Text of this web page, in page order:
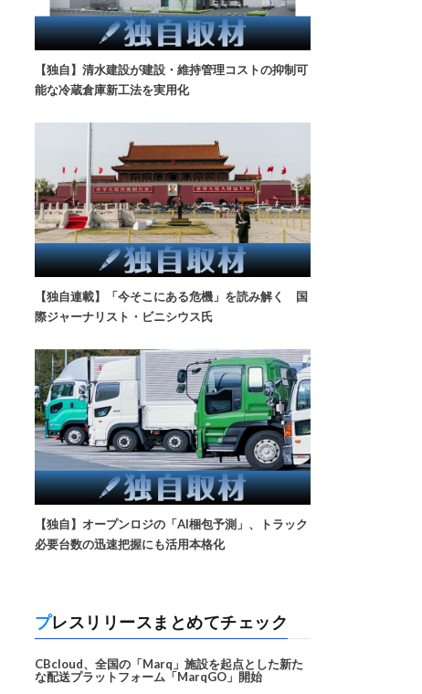
【独自】清水建設が建設・維持管理コストの抑制可
能な冷蔵倉庫新工法を実用化
【独自連載】「今そこにある危機」を読み解く 国
際ジャーナリスト・ビニシウス氏
【独自】オープンロジの「AI梱包予測」、トラック
必要台数の迅速把握にも活用本格化
プレスリリースまとめてチェック
CBcloud、全国の「Marq」施設を起点とした新た
な配送プラットフォーム「MarqGO」開始